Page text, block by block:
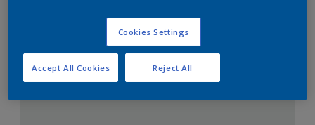
Das perfekte Weiß
Cookies Settings
Reject All
Accept All Cookies